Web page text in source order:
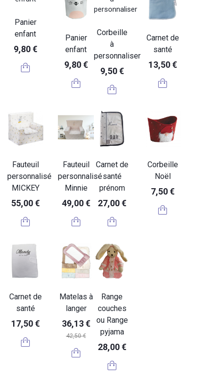
Panier
enfant
9,80 €
Panier
enfant
9,80 €
Corbeille
à
personnaliser
9,50 €
Carnet de
santé
13,50 €
Fauteuil
personnalisé
MICKEY
55,00 €
Fauteuil
personnalisé
Minnie
49,00 €
Carnet de
santé
prénom
27,00 €
Corbeille
Noël
7,50 €
Carnet de
santé
17,50 €
Matelas à
langer
36,13 €
42,50 €
Range
couches
ou Range
pyjama
28,00 €